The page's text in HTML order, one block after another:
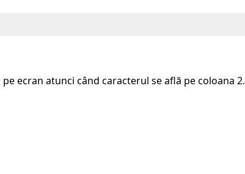
ecran atunci când caracterul se află pe coloana 2.